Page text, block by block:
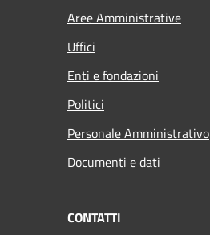
Aree Amministrative
Uffici
Enti e fondazioni
Politici
Personale Amministrativo
Documenti e dati
CONTATTI